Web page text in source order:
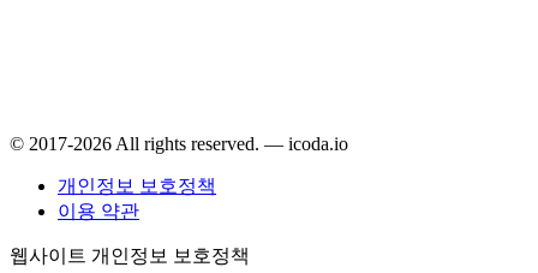
© 2017-2026 All rights reserved. — icoda.io
개인정보 보호정책
이용 약관
웹사이트 개인정보 보호정책